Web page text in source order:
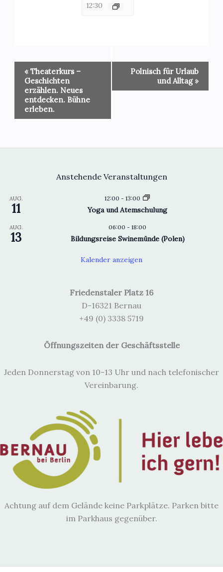
12:30
Veranstaltung-
Navigation
«Theaterkurs –
Geschichten
erzählen. Neues
entdecken. Bühne
erleben.
Polnisch für Urlaub
und Alltag »
Anstehende Veranstaltungen
AUG.
11
12:00 - 13:00
Yoga und Atemschulung
AUG.
13
06:00 - 18:00
Bildungsreise Swinemünde (Polen)
Kalender anzeigen
Friedenstaler Platz 16
D-16321 Bernau
+49 (0) 3338 5719
Öffnungszeiten der Geschäftsstelle
Jeden Donnerstag von 10-13 Uhr und nach telefonischer
Vereinbarung.
Achtung auf dem Gelände keine Parkplätze. Parken bitte
im Parkhaus gegenüber.